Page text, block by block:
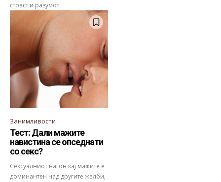
страст и разумот.
Занимливости
Тест: Дали мажите
навистина се опседнати
со секс?
Сексуалниот нагон кај мажите е
доминантен над другите желби,